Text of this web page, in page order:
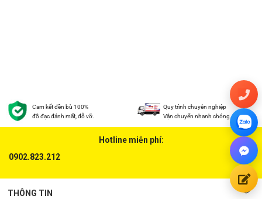
Cam kết đền bù 100%
đồ đạc đánh mất, đỗ vỡ.
Quy trình chuyên nghiệp
Vận chuyển nhanh chóng.
Hotline miễn phí:
0902.823.212
THÔNG TIN